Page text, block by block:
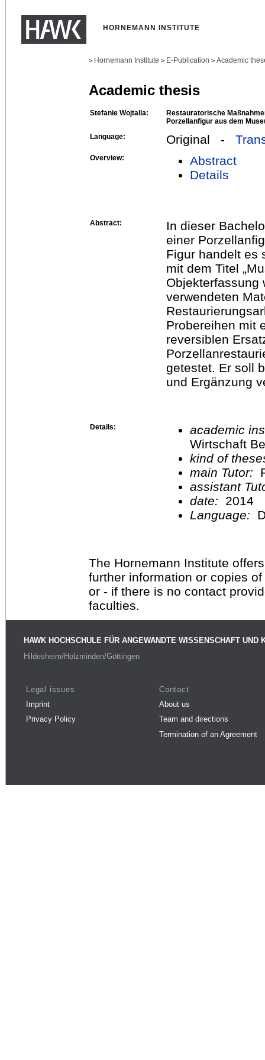
HORNEMANN INSTITUTE
> Hornemann Institute > E-Publication > Academic
Academic thesis
Stefanie Wojtalla:
Restauratorische
Porzellanfigur aus dem
Language:
Original -
Overview:
Abstract
Details
Abstract:
In dieser
einer
Figur handelt es
mit dem Titel
Objekterfassung
verwendeten
Probereihen mit
reversiblen
getestet. Er soll
und Ergänzung
Details:
academic
Wirtschaft
kind of
main Tutor:
assistant
date:
2014
Language:
The Hornemann Institute
further information or copies
or - if there is no contact
faculties.
HAWK HOCHSCHULE FÜR ANGEWANDTE WISSENSCHAFT UND
Hildesheim/Holzminden/Göttingen
Legal issues
Imprint
Privacy Policy
Contact
About us
Team and directions
Termination of an Agreement